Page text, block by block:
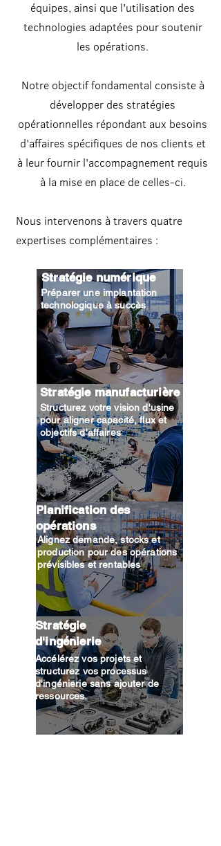
équipes, ainsi que l'utilisation des
technologies adaptées pour soutenir
les opérations.
Notre objectif fondamental consiste à
développer des stratégies
opérationnelles répondant aux besoins
d'affaires spécifiques de nos clients et
à leur fournir l'accompagnement requis
à la mise en place de celles-ci.
Nous intervenons à travers quatre
expertises complémentaires :
Préparer une implantation
technologique à succès
Stratégie numérique
Structurez votre vision d'usine
pour aligner capacité, flux et
objectifs d'affaires
Stratégie manufacturière
Alignez demande, stocks et
production pour des opérations
prévisibles et rentables
Planification des
opérations
Accélérez vos projets et
structurez vos processus
d'ingénierie sans ajouter de
ressources.
Stratégie
d'ingénierie